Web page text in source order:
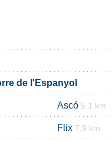
de l'Espanyol
Ascó 5.1 km
Flix 7.9 km